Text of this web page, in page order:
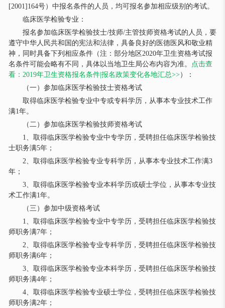
[2001]164号）中报名条件的人员，均可报名参加相应级别的考试。
临床医学检验专业：
报名参加临床医学检验技士/技师/主管技师资格考试的人员，要
遵守中华人民共和国的宪法和法律，具备良好的医德医风和敬业精
神，同时具备下列相应条件（注：部分地区2020年卫生资格考试报
名条件可能会略有不同，具体以当地卫生局公布内容为准。
点击查
看：2019年卫生资格报名条件|报名政策变化各地汇总>>）：
（一）参加临床医学检验技士资格考试
取得临床医学检验专业中专或专科学历，从事本专业技术工作
满1年。
（二）参加临床医学检验技师资格考试
1、取得临床医学检验专业中专学历，受聘担任临床医学检验技
士职务满5年；
2、取得临床医学检验专业专科学历，从事本专业技术工作满3
年；
3、取得临床医学检验专业本科学历或硕士学位，从事本专业技
术工作满1年。
（三）参加中级资格考试
1、取得临床医学检验专业中专学历，受聘担任临床医学检验技
师职务满7年；
2、取得临床医学检验专业专科学历，受聘担任临床医学检验技
师职务满6年；
3、取得临床医学检验专业本科学历，受聘担任临床医学检验技
师职务满4年；
4、取得临床医学检验专业硕士学位，受聘担任临床医学检验技
师职务满2年；